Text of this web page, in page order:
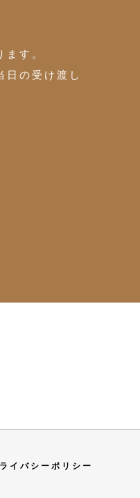
す。
日の受け渡し
イバシーポリシー